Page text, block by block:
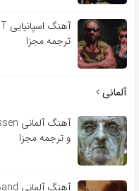
ترجمه مجزا
آلمانی
و ترجمه مجزا